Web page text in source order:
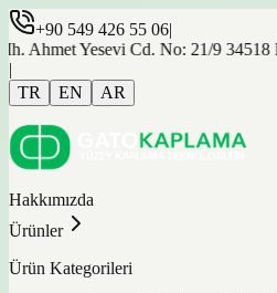
+90 549 426 55 06|
Yesevi Cd. No: 21/9 34518
|
TR
EN AR
Hakkımızda
Ürünler
Ürün Kategorileri